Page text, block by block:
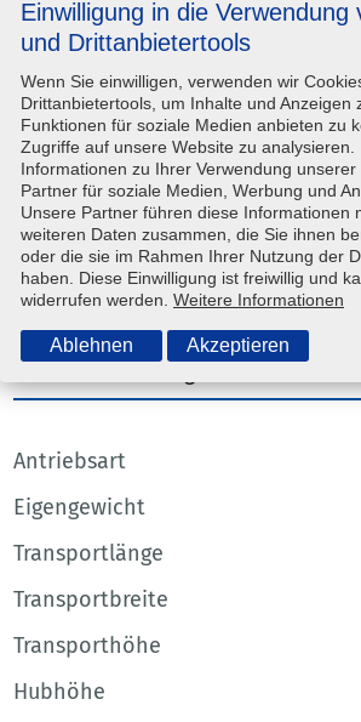
Unternehmen
Adresse
Ernst-
Kontaktperson
Telefon
E-Mail-Adresse
Technische Angaben
Antriebsart
Eigengewicht
Transportlänge
Transportbreite
Transporthöhe
Hubhöhe
Einwilligung in die Verwendung
und Drittanbietertools
Wenn Sie einwilligen, verwenden wir
Drittanbietertools, um Inhalte und Anzeigen
Funktionen für soziale Medien anbieten zu
Zugriffe auf unsere Website zu analysieren.
Informationen zu Ihrer Verwendung
Partner für soziale Medien, Werbung und
Unsere Partner führen diese Informationen
weiteren Daten zusammen, die Sie ihnen
oder die sie im Rahmen Ihrer Nutzung der
haben. Diese Einwilligung ist freiwillig und
widerrufen werden. Weitere Informationen
Ablehnen Akzeptieren